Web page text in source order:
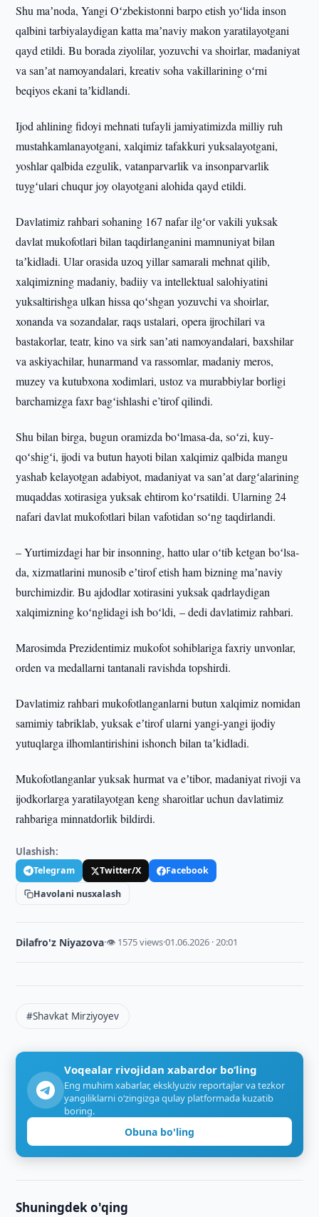
Shu maʼnoda, Yangi Oʻzbekistonni barpo etish yoʻlida inson
qalbini tarbiyalaydigan katta maʼnaviy makon yaratilayotgani
qayd etildi. Bu borada ziyolilar, yozuvchi va shoirlar, madaniyat
va sanʼat namoyandalari, kreativ soha vakillarining oʻrni
beqiyos ekani taʼkidlandi.
Ijod ahlining fidoyi mehnati tufayli jamiyatimizda milliy ruh
mustahkamlanayotgani, xalqimiz tafakkuri yuksalayotgani,
yoshlar qalbida ezgulik, vatanparvarlik va insonparvarlik
tuygʻulari chuqur joy olayotgani alohida qayd etildi.
Davlatimiz rahbari sohaning 167 nafar ilgʻor vakili yuksak
davlat mukofotlari bilan taqdirlanganini mamnuniyat bilan
taʼkidladi. Ular orasida uzoq yillar samarali mehnat qilib,
xalqimizning madaniy, badiiy va intellektual salohiyatini
yuksaltirishga ulkan hissa qoʻshgan yozuvchi va shoirlar,
xonanda va sozandalar, raqs ustalari, opera ijrochilari va
bastakorlar, teatr, kino va sirk sanʼati namoyandalari, baxshilar
va askiyachilar, hunarmand va rassomlar, madaniy meros,
muzey va kutubxona xodimlari, ustoz va murabbiylar borligi
barchamizga faxr bagʻishlashi e’tirof qilindi.
Shu bilan birga, bugun oramizda boʻlmasa-da, soʻzi, kuy-
qoʻshigʻi, ijodi va butun hayoti bilan xalqimiz qalbida mangu
yashab kelayotgan adabiyot, madaniyat va sanʼat dargʻalarining
muqaddas xotirasiga yuksak ehtirom koʻrsatildi. Ularning 24
nafari davlat mukofotlari bilan vafotidan soʻng taqdirlandi.
– Yurtimizdagi har bir insonning, hatto ular oʻtib ketgan boʻlsa-
da, xizmatlarini munosib eʼtirof etish ham bizning maʼnaviy
burchimizdir. Bu ajdodlar xotirasini yuksak qadrlaydigan
xalqimizning koʻnglidagi ish boʻldi, – dedi davlatimiz rahbari.
Marosimda Prezidentimiz mukofot sohiblariga faxriy unvonlar,
orden va medallarni tantanali ravishda topshirdi.
Davlatimiz rahbari mukofotlanganlarni butun xalqimiz nomidan
samimiy tabriklab, yuksak eʼtirof ularni yangi-yangi ijodiy
yutuqlarga ilhomlantirishini ishonch bilan taʼkidladi.
Mukofotlanganlar yuksak hurmat va eʼtibor, madaniyat rivoji va
ijodkorlarga yaratilayotgan keng sharoitlar uchun davlatimiz
rahbariga minnatdorlik bildirdi.
Ulashish:
Telegram Twitter/X
Facebook
Havolani nusxalash
Dilafro'z Niyazova·👁 1575 views·01.06.2026 · 20:01
#Shavkat Mirziyoyev
Voqealar rivojidan xabardor bo‘ling
Eng muhim xabarlar, eksklyuziv reportajlar va tezkor
yangiliklarni o‘zingizga qulay platformada kuzatib
boring.
Obuna bo'ling
Shuningdek o'qing